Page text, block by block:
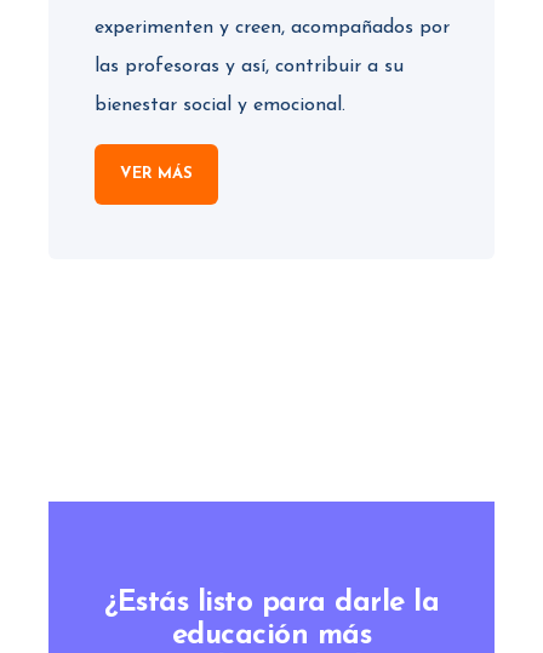
experimenten y creen, acompañados por
las profesoras y así, contribuir a su
bienestar social y emocional.
VER MÁS
¿Estás listo para darle la
educación más